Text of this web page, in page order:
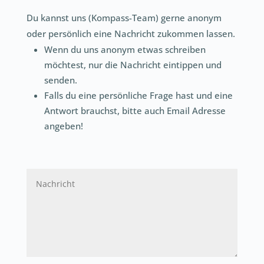
Du kannst uns (Kompass-Team) gerne anonym
oder persönlich eine Nachricht zukommen lassen.
Wenn du uns anonym etwas schreiben
möchtest, nur die Nachricht eintippen und
senden.
Falls du eine persönliche Frage hast und eine
Antwort brauchst, bitte auch Email Adresse
angeben!